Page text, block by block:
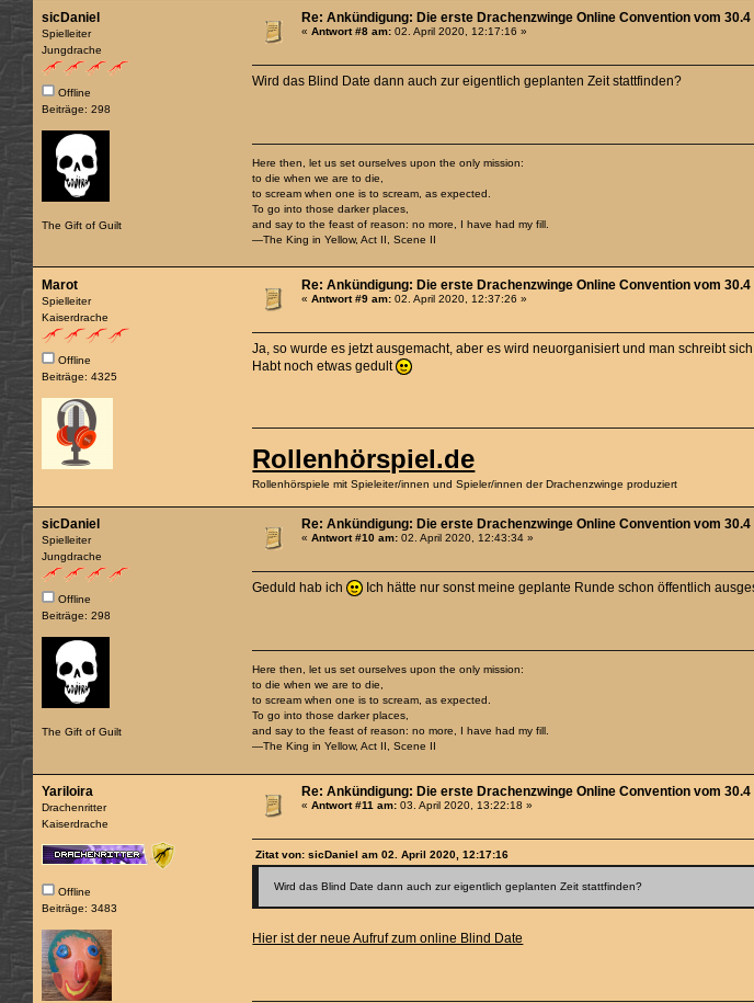
sicDaniel
Spielleiter
Jungdrache
Offline
Beiträge: 298
The Gift of Guilt
Re: Ankündigung: Die erste Drachenzwinge Online Convention vom 30.4
«Antwort #8 am: 02. April 2020, 12:17:16 »
Wird das Blind Date dann auch zur eigentlich geplanten Zeit stattfinden?
Here then, let us set ourselves upon the only mission:
to die when we are to die,
to scream when one is to scream, as expected.
To go into those darker places,
and say to the feast of reason: no more, I have had my fill.
—The King in Yellow, Act II, Scene II
Marot
Spielleiter
Kaiserdrache
Offline
Beiträge: 4325
Re: Ankündigung: Die erste Drachenzwinge Online Convention vom 30.4
«Antwort #9 am: 02. April 2020, 12:37:26 »
Ja, so wurde es jetzt ausgemacht, aber es wird neuorganisiert und man schreibt
Habt noch etwas gedult
Rollenhörspiel.de
Rollenhörspiele mit Spieleiter/innen und Spieler/innen der Drachenzwinge produziert
sicDaniel
Spielleiter
Jungdrache
Offline
Beiträge: 298
The Gift of Guilt
Re: Ankündigung: Die erste Drachenzwinge Online Convention vom 30.4
«Antwort #10 am: 02. April 2020, 12:43:34 »
Geduld hab ich Ich hätte nur sonst meine geplante Runde schon öffentlich
Here then, let us set ourselves upon the only mission:
to die when we are to die,
to scream when one is to scream, as expected.
To go into those darker places,
and say to the feast of reason: no more, I have had my fill.
—The King in Yellow, Act II, Scene II
Yariloira
Drachenritter
Kaiserdrache
Offline
Beiträge: 3483
Re: Ankündigung: Die erste Drachenzwinge Online Convention vom 30.4
«Antwort #11 am: 03. April 2020, 13:22:18 »
Zitat von: sicDaniel am 02. April 2020, 12:17:16
Wird das Blind Date dann auch zur eigentlich geplanten Zeit stattfinden?
Hier ist der neue Aufruf zum online Blind Date